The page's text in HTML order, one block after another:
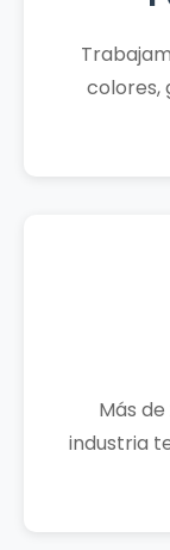
colores,
Más
industria